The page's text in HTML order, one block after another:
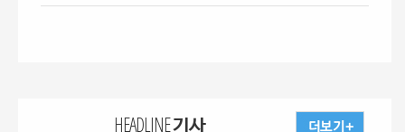
HEADLINE 기사